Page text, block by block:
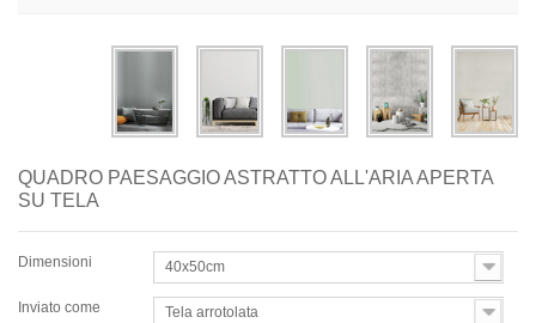
QUADRO PAESAGGIO ASTRATTO ALL'ARIA APERTA
SU TELA
Dimensioni 40x50cm
Inviato come Tela arrotolata